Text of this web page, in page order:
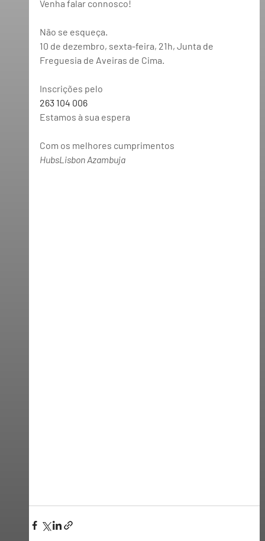
Venha falar connosco!
Não se esqueça.
10 de dezembro, sexta-feira, 21h, Junta de
Freguesia de Aveiras de Cima.
Inscrições pelo
263 104 006
Estamos à sua espera
Com os melhores cumprimentos
HubsLisbon Azambuja